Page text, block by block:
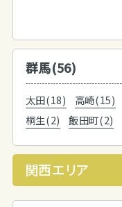
群馬(56)
太田(18) 高崎(15)
桐生(2)
飯田町(2)
関西エリア